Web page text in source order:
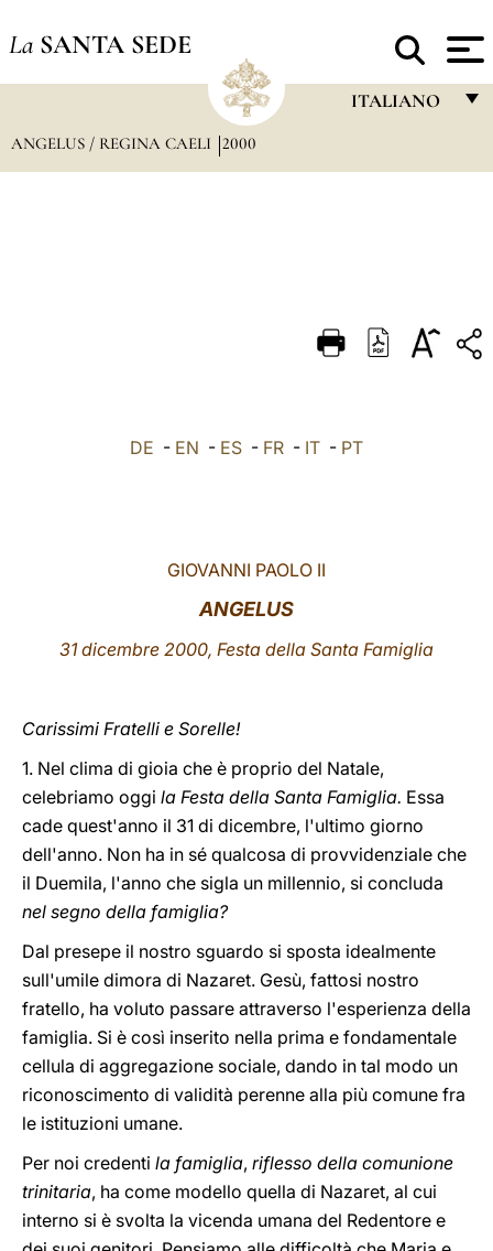
La SANTA SEDE
ITALIANO
DEUTSCH
العربيّة
ANGELUS / REGINA CAELI 2000
DE - EN - ES - FR - IT - PT
GIOVANNI PAOLO II
ANGELUS
31 dicembre 2000, Festa della Santa Famiglia
Carissimi Fratelli e Sorelle!
1. Nel clima di gioia che è proprio del Natale,
celebriamo oggi la Festa della Santa Famiglia. Essa
cade quest'anno il 31 di dicembre, l'ultimo giorno
dell'anno. Non ha in sé qualcosa di provvidenziale che
il Duemila, l'anno che sigla un millennio, si concluda
nel segno della famiglia?
Dal presepe il nostro sguardo si sposta idealmente
sull'umile dimora di Nazaret. Gesù, fattosi nostro
fratello, ha voluto passare attraverso l'esperienza della
famiglia. Si è così inserito nella prima e fondamentale
cellula di aggregazione sociale, dando in tal modo un
riconoscimento di validità perenne alla più comune fra
le istituzioni umane.
Per noi credenti la famiglia, riflesso della comunione
trinitaria, ha come modello quella di Nazaret, al cui
interno si è svolta la vicenda umana del Redentore e